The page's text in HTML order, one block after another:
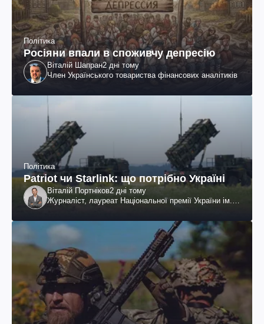
Політика
Росіяни впали в споживчу депресію
Віталій Шапран2 дні тому
Член Українського товариства фінансових аналітиків
Політика
Patriot чи Starlink: що потрібно Україні
Віталій Портніков2 дні тому
Журналіст, лауреат Національної премії України ім.